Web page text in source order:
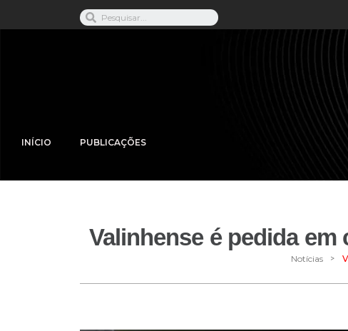
INÍCIO PUBLICAÇÕES
Valinhense é pedida
Notícias >